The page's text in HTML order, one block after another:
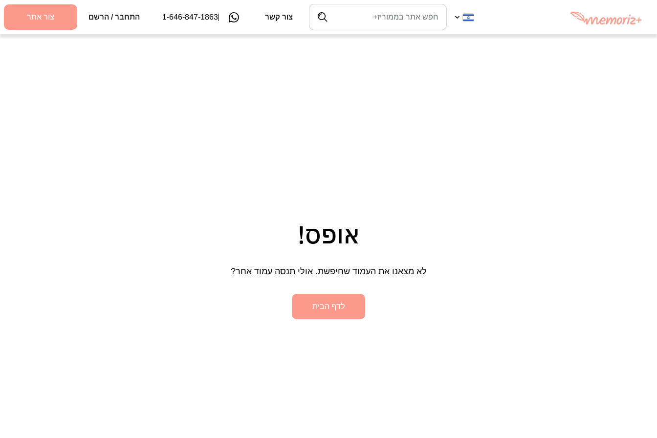
צור קשר 1-646-847-1863 התחבר / הרשם צור אתר
אופס!
לא מצאנו את העמוד שחיפשת. אולי תנסה עמוד אחר?
לדף הבית